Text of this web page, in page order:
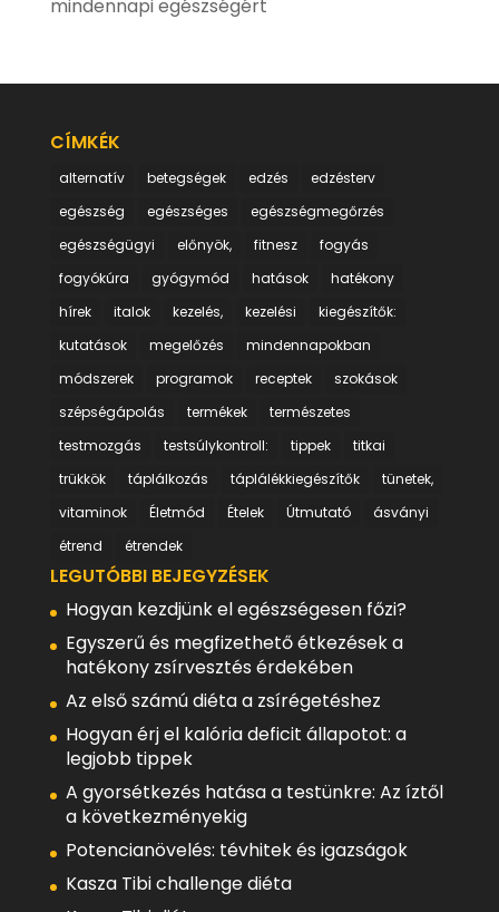
mindennapi egészségért
CÍMKÉK
alternatív betegségek edzés
edzésterv
egészség
egészséges
egészségmegőrzés
egészségügyi
előnyök, fitnesz
fogyás
fogyókúra
gyógymód hatások
hatékony
hírek
italok kezelés, kezelési
kiegészítők:
kutatások
megelőzés
mindennapokban
módszerek
programok receptek
szokások
szépségápolás
termékek
természetes
testmozgás
testsúlykontroll: tippek
titkai
trükkök
táplálkozás táplálékkiegészítők
tünetek,
vitaminok
Életmód Ételek Útmutató
ásványi
étrend
étrendek
LEGUTÓBBI BEJEGYZÉSEK
Hogyan kezdjünk el egészségesen főzi?
Egyszerű és megfizethető étkezések a
hatékony zsírvesztés érdekében
Az első számú diéta a zsírégetéshez
Hogyan érj el kalória deficit állapotot: a
legjobb tippek
A gyorsétkezés hatása a testünkre: Az íztől
a következményekig
Potencianövelés: tévhitek és igazságok
Kasza Tibi challenge diéta